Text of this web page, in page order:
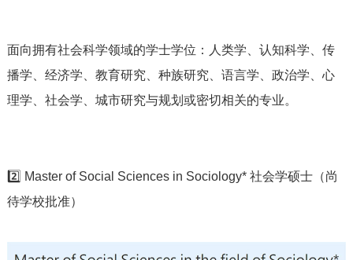
面向拥有社会科学领域的学士学位：人类学、认知科学、传
播学、经济学、教育研究、种族研究、语言学、政治学、心
理学、社会学、城市研究与规划或密切相关的专业。
2️⃣ Master of Social Sciences in Sociology* 社会学硕士（尚
待学校批准）